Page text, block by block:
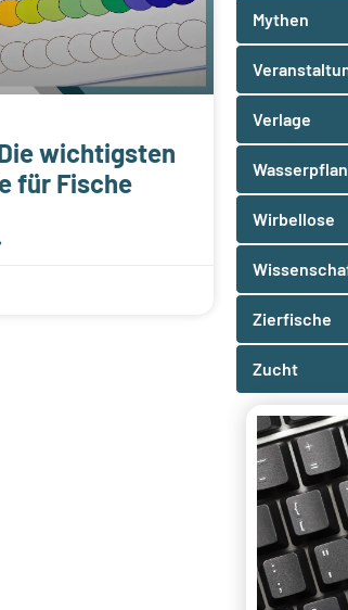
wichtigsten
für Fische
Mythen
Verlage
Wirbellose
Zierfische
Zucht